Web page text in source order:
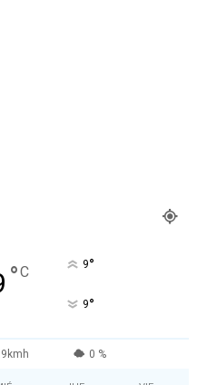
°C 9°
9°
0 %